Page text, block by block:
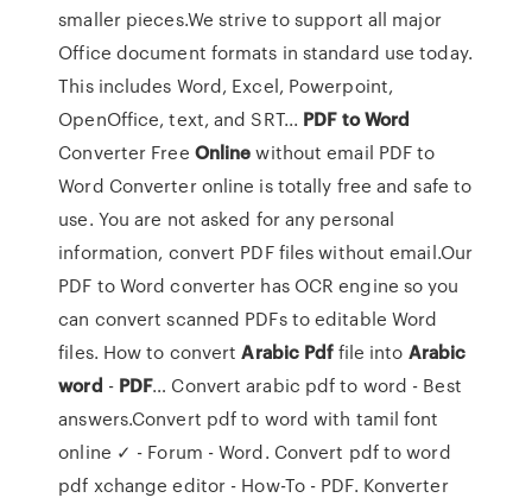
smaller pieces.We strive to support all major
Office document formats in standard use today.
This includes Word, Excel, Powerpoint,
OpenOffice, text, and SRT... PDF to Word
Converter Free Onlinewithout email PDF to
Word Converter online is totally free and safe to
use. You are not asked for any personal
information, convert PDF files without email.Our
PDF to Word converter has OCR engine so you
can convert scanned PDFs to editable Word
files. How to convertArabic Pdffile into Arabic
word - PDF… Convert arabic pdf to word - Best
answers.Convert pdf to word with tamil font
online ✓ - Forum - Word. Convert pdf to word
pdf xchange editor - How-To - PDF. Konverter